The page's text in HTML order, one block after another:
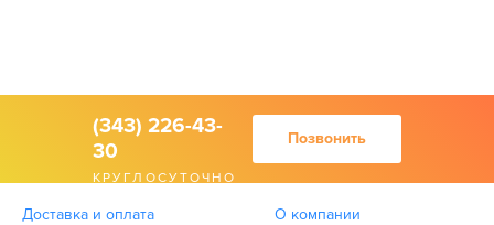
(343) 226-43-
30
КРУГЛОСУТОЧНО
Позвонить
Доставка и оплата О компании